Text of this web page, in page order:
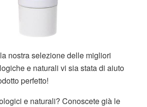
nostra selezione delle migliori
e naturali vi sia stata di aiuto
perfetto!
e naturali? Conoscete già le